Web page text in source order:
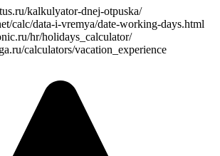
kalkulyator-dnej-otpuska/
calc/data-i-vremya/date-working-days.html
hr/holidays_calculator/
calculators/vacation_experience